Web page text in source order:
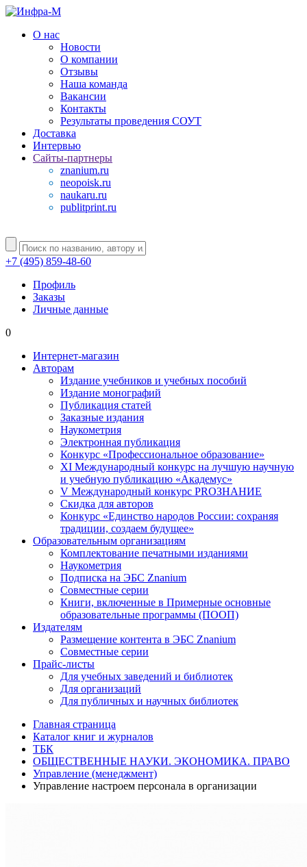
О нас
Новости
О компании
Отзывы
Наша команда
Вакансии
Контакты
Результаты проведения СОУТ
Доставка
Интервью
Сайты-партнеры
znanium.ru
neopoisk.ru
naukaru.ru
publitprint.ru
+7 (495) 859-48-60
Профиль
Заказы
Личные данные
0
Интернет-магазин
Авторам
Издание учебников и учебных пособий
Издание монографий
Публикация статей
Заказные издания
Наукометрия
Электронная публикация
Конкурс «Профессиональное образование»
XI Международный конкурс на лучшую научную
и учебную публикацию «Академус»
V Международный конкурс PROЗНАНИЕ
Скидка для авторов
Конкурс «Единство народов России: сохраняя
традиции, создаем будущее»
Образовательным организациям
Комплектование печатными изданиями
Наукометрия
Подписка на ЭБС Znanium
Совместные серии
Книги, включенные в Примерные основные
образовательные программы (ПООП)
Издателям
Размещение контента в ЭБС Znanium
Совместные серии
Прайс-листы
Для учебных заведений и библиотек
Для организаций
Для публичных и научных библиотек
Главная страница
Каталог книг и журналов
ТБК
ОБЩЕСТВЕННЫЕ НАУКИ. ЭКОНОМИКА. ПРАВО
Управление (менеджмент)
Управление настроем персонала в организации